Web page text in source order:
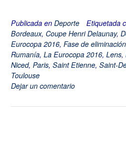
Publicada en Deporte Etiquetada
Bordeaux, Coupe Henri Delaunay,
Eurocopa 2016, Fase de eliminación
Rumanía, La Eurocopa 2016, Lens,
Niced, Paris, Saint Etienne, Saint-
Toulouse
Dejar un comentario